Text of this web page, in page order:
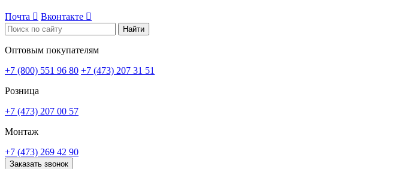
Почта  Вконтакте 
Найти
Оптовым покупателям
+7 (800) 551 96 80 +7 (473) 207 31 51
Розница
+7 (473) 207 00 57
Монтаж
+7 (473) 269 42 90
Заказать звонок